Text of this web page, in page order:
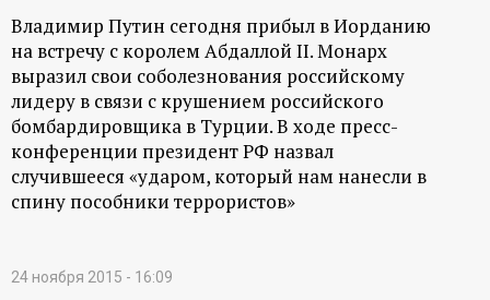
Владимир Путин сегодня прибыл в Иорданию
на встречу с королем Абдаллой II. Монарх
выразил свои соболезнования российскому
лидеру в связи с крушением российского
бомбардировщика в Турции. В ходе пресс-
конференции президент РФ назвал
случившееся «ударом, который нам нанесли в
спину пособники террористов»
24 ноября 2015 - 16:09